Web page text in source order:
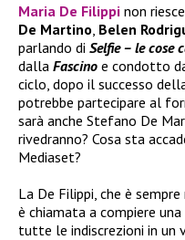
Maria De Filippi non
De Martino Belen
parlando di Selfie – le cose
dalla Fascino e condotto
ciclo, dopo il successo
potrebbe partecipare al
sarà anche Stefano De
rivedranno? Cosa sta
Mediaset?
La De Filippi, che è
è chiamata a compiere
tutte le indiscrezioni in un